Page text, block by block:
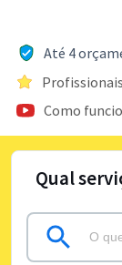
Até 4
Como
Qual